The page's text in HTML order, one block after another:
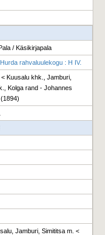
/ Käsikirjapala
rahvaluulekogu : H IV.
< Kuusalu khk., Jamburi,
Kolga rand - Johannes
Jamburi, Simititsa m. <